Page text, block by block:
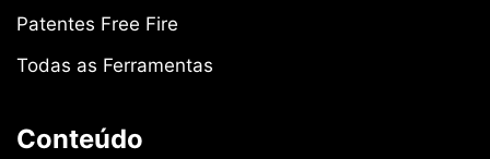
Patentes Free Fire
Todas as Ferramentas
Conteúdo